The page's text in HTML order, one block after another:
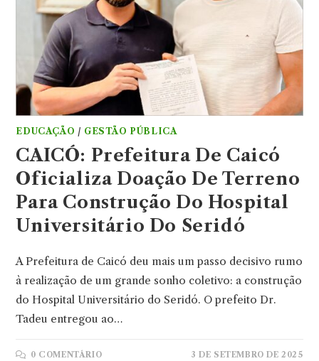
EDUCAÇÃO / GESTÃO PÚBLICA
CAICÓ: Prefeitura De Caicó
Oficializa Doação De Terreno
Para Construção Do Hospital
Universitário Do Seridó
A Prefeitura de Caicó deu mais um passo decisivo rumo
à realização de um grande sonho coletivo: a construção
do Hospital Universitário do Seridó. O prefeito Dr.
Tadeu entregou ao…
0 COMENTÁRIO 3 DE SETEMBRO DE 2025